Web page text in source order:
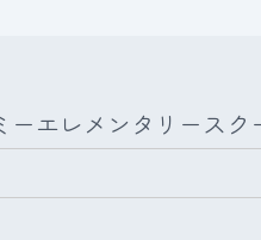
ーエレメンタリースク